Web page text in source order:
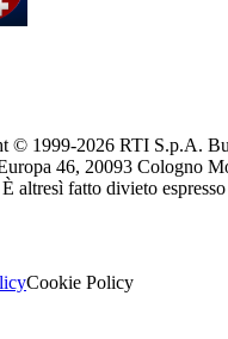
© 1999-2026 RTI S.p.A.
46, 20093 Cologno
altresì fatto divieto
Cookie Policy